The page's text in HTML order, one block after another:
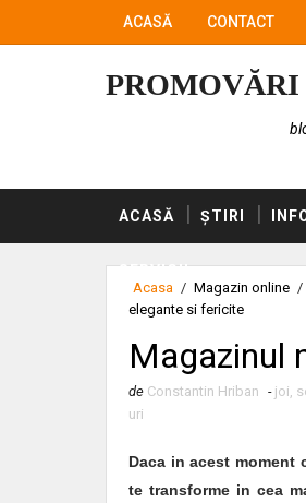
ACASĂ CONTACT
ACASĂ ȘTIRI
SERVICII
Acasa / Magazin online /
elegante si fericite
Magazinul
de Constantin Hriban - joi,
uri
Daca in acest
te transforme in cea